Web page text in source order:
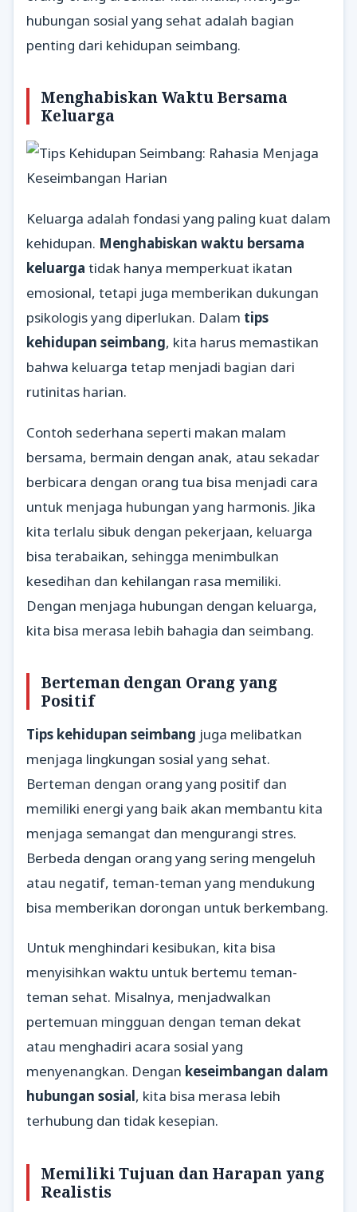
hubungan sosial yang sehat adalah bagian
penting dari kehidupan seimbang.
Menghabiskan Waktu Bersama
Keluarga
Keluarga adalah fondasi yang paling kuat dalam
kehidupan. Menghabiskan waktu bersama
keluarga tidak hanya memperkuat ikatan
emosional, tetapi juga memberikan dukungan
psikologis yang diperlukan. Dalam tips
kehidupan seimbang, kita harus memastikan
bahwa keluarga tetap menjadi bagian dari
rutinitas harian.
Contoh sederhana seperti makan malam
bersama, bermain dengan anak, atau sekadar
berbicara dengan orang tua bisa menjadi cara
untuk menjaga hubungan yang harmonis. Jika
kita terlalu sibuk dengan pekerjaan, keluarga
bisa terabaikan, sehingga menimbulkan
kesedihan dan kehilangan rasa memiliki.
Dengan menjaga hubungan dengan keluarga,
kita bisa merasa lebih bahagia dan seimbang.
Berteman dengan Orang yang
Positif
Tips kehidupan seimbang juga melibatkan
menjaga lingkungan sosial yang sehat.
Berteman dengan orang yang positif dan
memiliki energi yang baik akan membantu kita
menjaga semangat dan mengurangi stres.
Berbeda dengan orang yang sering mengeluh
atau negatif, teman-teman yang mendukung
bisa memberikan dorongan untuk berkembang.
Untuk menghindari kesibukan, kita bisa
menyisihkan waktu untuk bertemu teman-
teman sehat. Misalnya, menjadwalkan
pertemuan mingguan dengan teman dekat
atau menghadiri acara sosial yang
menyenangkan. Dengan keseimbangan dalam
hubungan sosial, kita bisa merasa lebih
terhubung dan tidak kesepian.
Memiliki Tujuan dan Harapan yang
Realistis